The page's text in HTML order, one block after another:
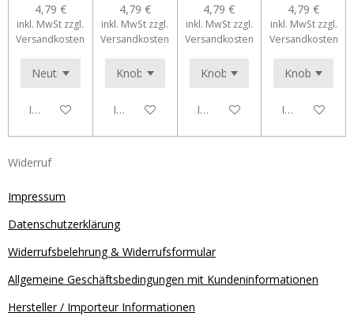
4,79 €
inkl. MwSt zzgl.
Versandkosten
In den Warenkorb
4,79 €
inkl. MwSt zzgl.
Versandkosten
In den Warenkorb
4,79 €
inkl. MwSt zzgl.
Versandkosten
In den Warenkorb
4,79 €
inkl. MwSt zzgl.
Versandkosten
In den
Widerruf
Impressum
Datenschutzerklärung
Widerrufsbelehrung & Widerrufsformular
Allgemeine Geschäftsbedingungen mit Kundeninformationen
Hersteller / Importeur Informationen